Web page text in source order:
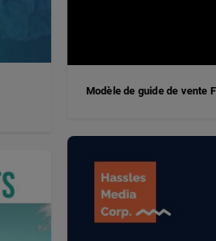
Modèle de guide de vente